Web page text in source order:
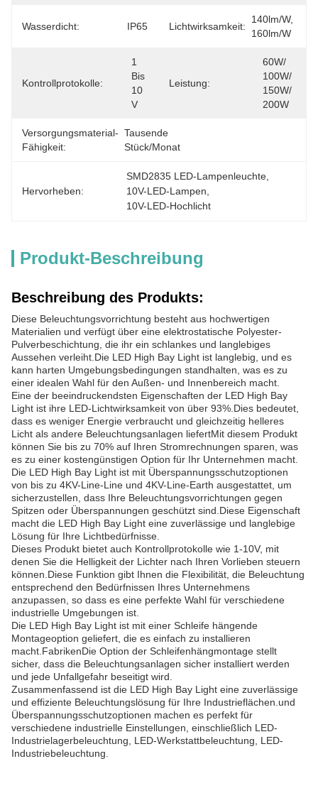
Wasserdicht: IP65 Lichtwirksamkeit:
140lm/w,
160lm/w
Kontrollprotokolle:
1
Bis
10
V
Leistung:
60W/
100W/
150W/
200W
Versorgungsmaterial-
Fähigkeit:
Tausende
Stück/Monat
Hervorheben:
SMD2835 LED-Lampenleuchte
10V-LED-Lampen
10V-LED-Hochlicht
Produkt-Beschreibung
Beschreibung des Produkts:
Diese Beleuchtungsvorrichtung besteht aus hochwertigen
Materialien und verfügt über eine elektrostatische Polyester-
Pulverbeschichtung, die ihr ein schlankes und langlebiges
Aussehen verleiht.Die LED High Bay Light ist langlebig, und es
kann harten Umgebungsbedingungen standhalten, was es zu
einer idealen Wahl für den Außen- und Innenbereich macht.
Eine der beeindruckendsten Eigenschaften der LED High Bay
Light ist ihre LED-Lichtwirksamkeit von über 93%.Dies bedeutet,
dass es weniger Energie verbraucht und gleichzeitig helleres
Licht als andere Beleuchtungsanlagen liefertMit diesem Produkt
können Sie bis zu 70% auf Ihren Stromrechnungen sparen, was
es zu einer kostengünstigen Option für Ihr Unternehmen macht.
Die LED High Bay Light ist mit Überspannungsschutzoptionen
von bis zu 4KV-Line-Line und 4KV-Line-Earth ausgestattet, um
sicherzustellen, dass Ihre Beleuchtungsvorrichtungen gegen
Spitzen oder Überspannungen geschützt sind.Diese Eigenschaft
macht die LED High Bay Light eine zuverlässige und langlebige
Lösung für Ihre Lichtbedürfnisse.
Dieses Produkt bietet auch Kontrollprotokolle wie 1-10V, mit
denen Sie die Helligkeit der Lichter nach Ihren Vorlieben steuern
können.Diese Funktion gibt Ihnen die Flexibilität, die Beleuchtung
entsprechend den Bedürfnissen Ihres Unternehmens
anzupassen, so dass es eine perfekte Wahl für verschiedene
industrielle Umgebungen ist.
Die LED High Bay Light ist mit einer Schleife hängende
Montageoption geliefert, die es einfach zu installieren
macht.FabrikenDie Option der Schleifenhängmontage stellt
sicher, dass die Beleuchtungsanlagen sicher installiert werden
und jede Unfallgefahr beseitigt wird.
Zusammenfassend ist die LED High Bay Light eine zuverlässige
und effiziente Beleuchtungslösung für Ihre Industrieflächen.und
Überspannungsschutzoptionen machen es perfekt für
verschiedene industrielle Einstellungen, einschließlich LED-
Industrielagerbeleuchtung, LED-Werkstattbeleuchtung, LED-
Industriebeleuchtung.